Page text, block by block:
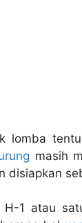
lomba
masih
disiapkan
1 atau